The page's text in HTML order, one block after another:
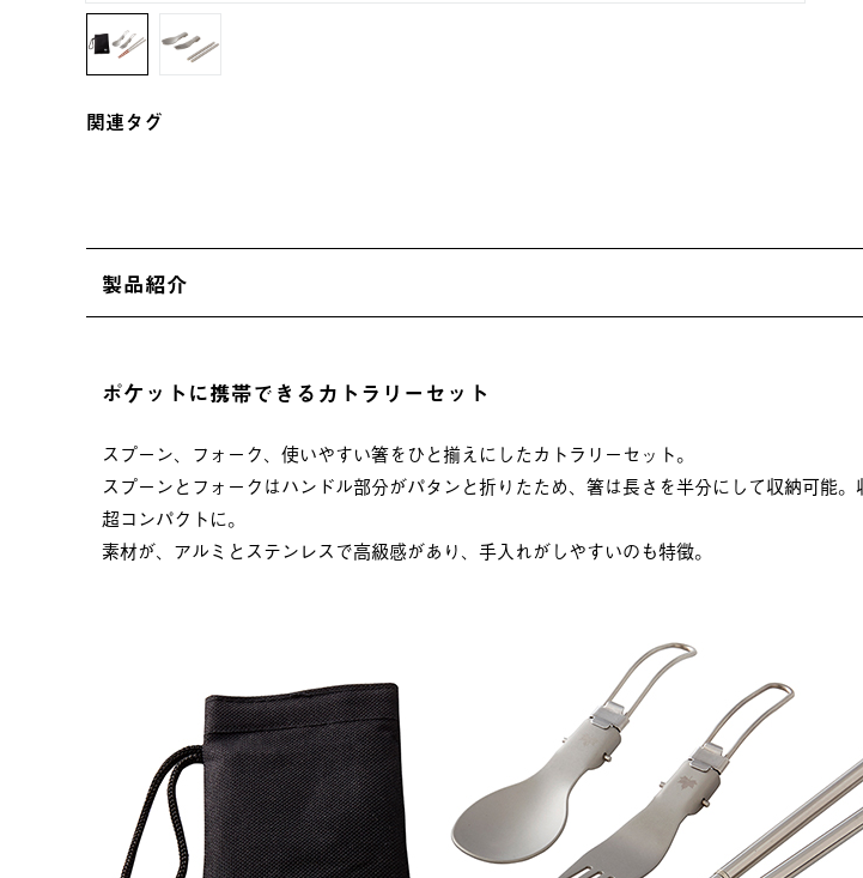
関連タグ
製品紹介
ポケットに携帯できるカトラリーセット
スプーン、フォーク、使いやすい箸をひと揃えにしたカトラリーセット。
スプーンとフォークはハンドル部分がパタンと折りたため、箸は長さを半分にして収納可能。
超コンパクトに。
素材が、アルミとステンレスで高級感があり、手入れがしやすいのも特徴。